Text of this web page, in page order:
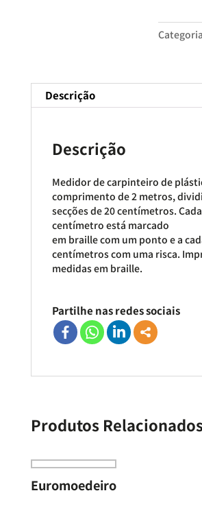
Braille
Descrição
Descrição
Medidor de carpinteiro de
comprimento de 2 metros,
secções de 20 centímetros. Cada
centímetro está marcado
em braille com um ponto e a
centímetros com uma risca.
medidas em braille.
Partilhe nas redes sociais
Produtos
Euromoedeiro